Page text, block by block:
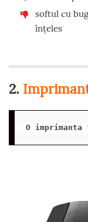
softul cu
înțeles
2.
O